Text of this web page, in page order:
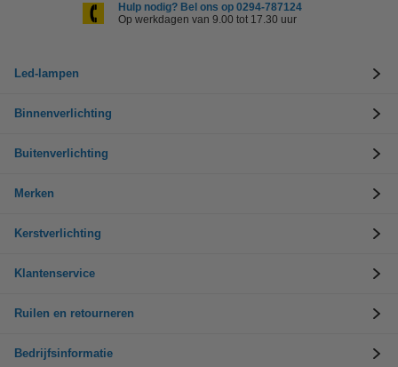
Hulp nodig? Bel ons op 0294-787124
Op werkdagen van 9.00 tot 17.30 uur
Led-lampen
Binnenverlichting
Buitenverlichting
Merken
Kerstverlichting
Klantenservice
Ruilen en retourneren
Bedrijfsinformatie